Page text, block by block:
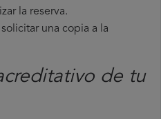
la reserva.
una copia a la
de tu